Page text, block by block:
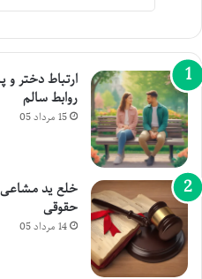
روابط سالم
15 مرداد 05
خلع ید مشاعی
حقوقی
14 مرداد 05